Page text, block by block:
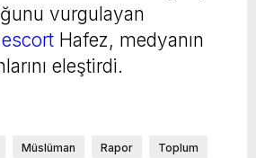
vurgulayan
Hafez, medyanın
eleştirdi.
Müslüman Rapor Toplum